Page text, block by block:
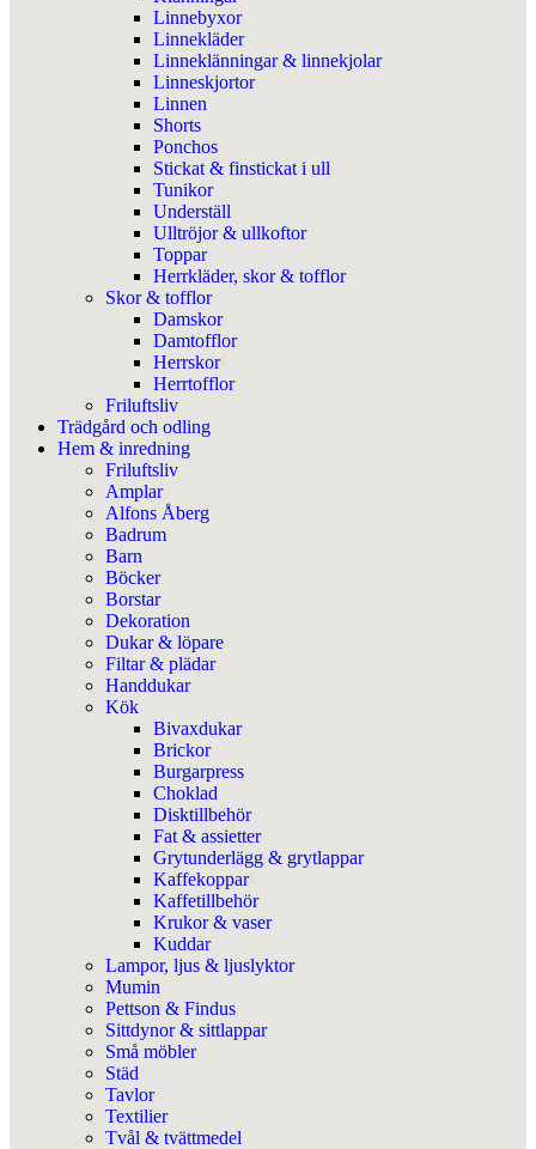
Linnebyxor
Linnekläder
Linneklänningar & linnekjolar
Linneskjortor
Linnen
Shorts
Ponchos
Stickat & finstickat i ull
Tunikor
Underställ
Ulltröjor & ullkoftor
Toppar
Herrkläder, skor & tofflor
Skor & tofflor
Damskor
Damtofflor
Herrskor
Herrtofflor
Friluftsliv
Trädgård och odling
Hem & inredning
Friluftsliv
Amplar
Alfons Åberg
Badrum
Barn
Böcker
Borstar
Dekoration
Dukar & löpare
Filtar & plädar
Handdukar
Kök
Bivaxdukar
Brickor
Burgarpress
Choklad
Disktillbehör
Fat & assietter
Grytunderlägg & grytlappar
Kaffekoppar
Kaffetillbehör
Krukor & vaser
Kuddar
Lampor, ljus & ljuslyktor
Mumin
Pettson & Findus
Sittdynor & sittlappar
Små möbler
Städ
Tavlor
Textilier
Tvål & tvättmedel